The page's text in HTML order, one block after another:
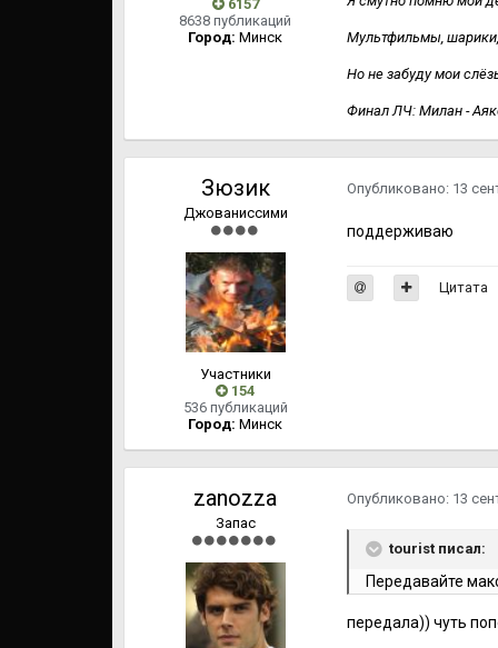
6157
8638 публикаций
Город: Минск Мультфильмы, шарики,
Но не забуду мои
Финал ЛЧ: Милан -
Зюзик
Джованиссими
Участники
154
536 публикаций
Город: Минск
Опубликовано: 13
поддерживаю
Цитата
zanozza
Запас
Опубликовано: 13
tourist писал:
Передавайте
передала)) чуть